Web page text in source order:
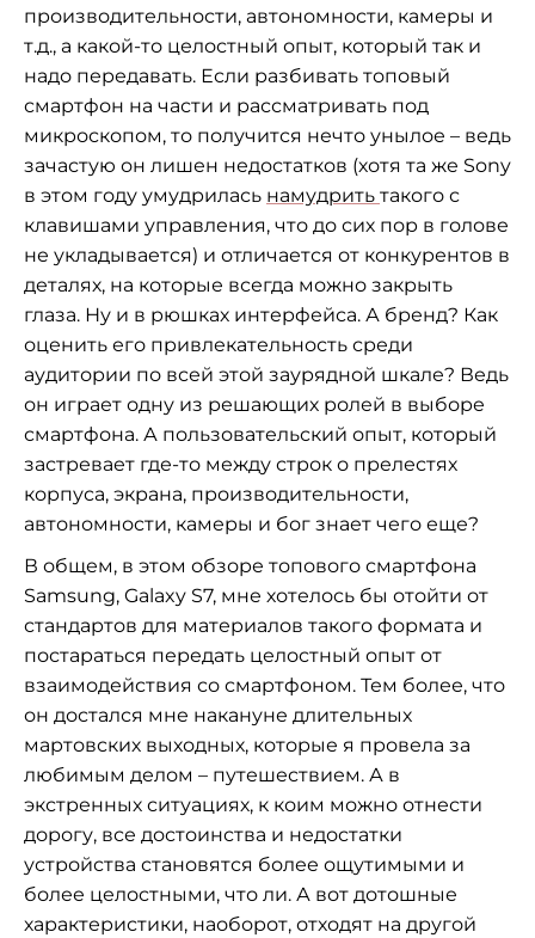
производительности, автономности, камеры и
т.д., а какой-то целостный опыт, который так и
надо передавать. Если разбивать топовый
смартфон на части и рассматривать под
микроскопом, то получится нечто унылое – ведь
зачастую он лишен недостатков (хотя та же Sony
в этом году умудрилась намудрить такого с
клавишами управления, что до сих пор в голове
не укладывается) и отличается от конкурентов в
деталях, на которые всегда можно закрыть
глаза. Ну и в рюшках интерфейса. А бренд? Как
оценить его привлекательность среди
аудитории по всей этой заурядной шкале? Ведь
он играет одну из решающих ролей в выборе
смартфона. А пользовательский опыт, который
застревает где-то между строк о прелестях
корпуса, экрана, производительности,
автономности, камеры и бог знает чего еще?
В общем, в этом обзоре топового смартфона
Samsung, Galaxy S7, мне хотелось бы отойти от
стандартов для материалов такого формата и
постараться передать целостный опыт от
взаимодействия со смартфоном. Тем более, что
он достался мне накануне длительных
мартовских выходных, которые я провела за
любимым делом – путешествием. А в
экстренных ситуациях, к коим можно отнести
дорогу, все достоинства и недостатки
устройства становятся более ощутимыми и
более целостными, что ли. А вот дотошные
характеристики, наоборот, отходят на другой